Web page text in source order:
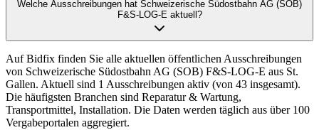
Welche Ausschreibungen hat Schweizerische Südostbahn AG (SOB)
F&S-LOG-E aktuell?
Auf Bidfix finden Sie alle aktuellen öffentlichen Ausschreibungen
von Schweizerische Südostbahn AG (SOB) F&S-LOG-E aus St.
Gallen. Aktuell sind 1 Ausschreibungen aktiv (von 43 insgesamt).
Die häufigsten Branchen sind Reparatur & Wartung,
Transportmittel, Installation. Die Daten werden täglich aus über 100
Vergabeportalen aggregiert.